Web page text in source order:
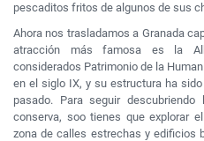
pescaditos fritos de algunos de sus
Ahora nos trasladamos a Granada
atracción más famosa es la
considerados Patrimonio de la
en el siglo IX, y su estructura ha
pasado. Para seguir
conserva, soo tienes que explorar
zona de calles estrechas y edificios